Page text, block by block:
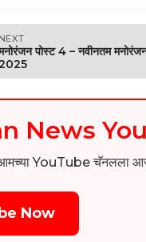
NEXT
पोस्ट 4 – नवीनतम
News
आमच्या YouTube
Now